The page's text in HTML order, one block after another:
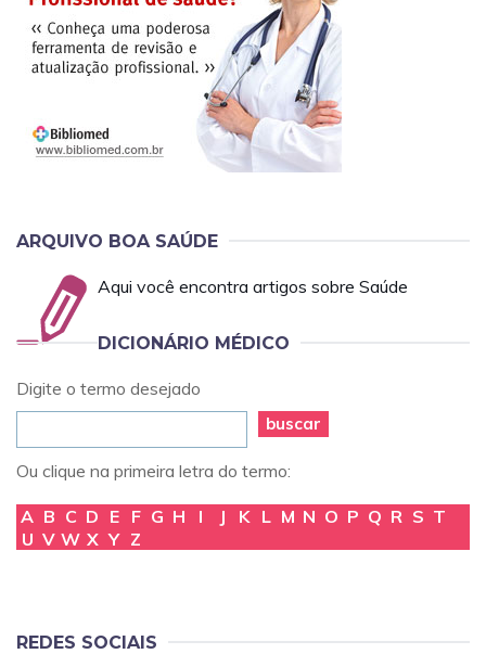
ARQUIVO BOA SAÚDE
Aqui você encontra artigos sobre Saúde
DICIONÁRIO MÉDICO
Digite o termo desejado
buscar
Ou clique na primeira letra do termo:
A B C D E F G H I J K L M N O P Q R S T
U V W X Y Z
REDES SOCIAIS